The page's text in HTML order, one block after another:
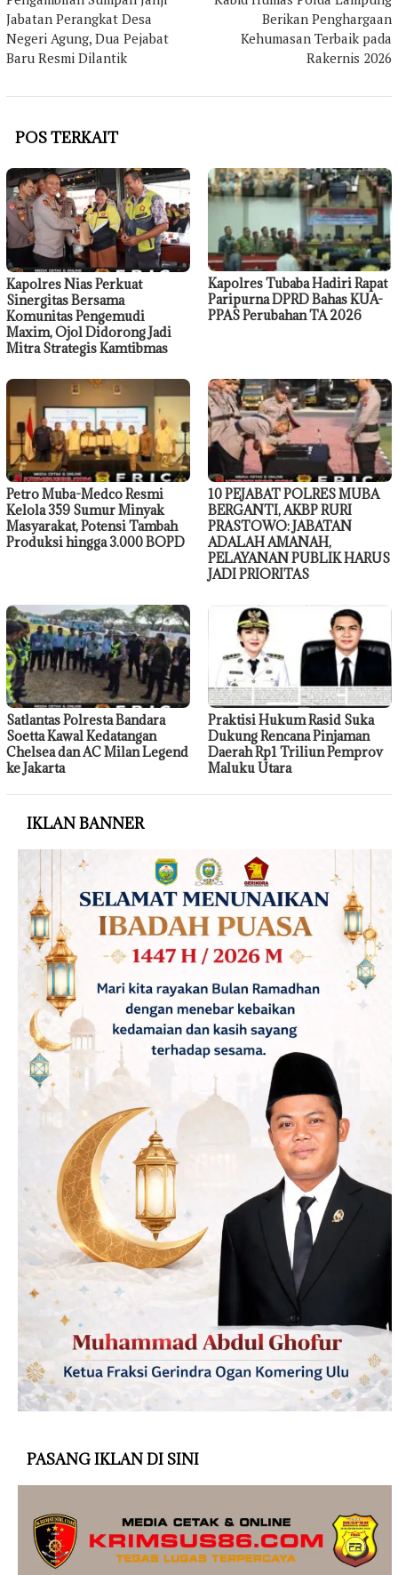
pos
Jabatan Perangkat Desa
Negeri Agung, Dua Pejabat
Baru Resmi Dilantik
Berikan Penghargaan
Kehumasan Terbaik pada
Rakernis 2026
POS TERKAIT
Kapolres Nias Perkuat
Sinergitas Bersama
Komunitas Pengemudi
Maxim, Ojol Didorong Jadi
Mitra Strategis Kamtibmas
Kapolres Tubaba Hadiri Rapat
Paripurna DPRD Bahas KUA-
PPAS Perubahan TA 2026
Petro Muba-Medco Resmi
Kelola 359 Sumur Minyak
Masyarakat, Potensi Tambah
Produksi hingga 3.000 BOPD
10 PEJABAT POLRES MUBA
BERGANTI, AKBP RURI
PRASTOWO: JABATAN
ADALAH AMANAH,
PELAYANAN PUBLIK HARUS
JADI PRIORITAS
Satlantas Polresta Bandara
Soetta Kawal Kedatangan
Chelsea dan AC Milan Legend
ke Jakarta
Praktisi Hukum Rasid Suka
Dukung Rencana Pinjaman
Daerah Rp1 Triliun Pemprov
Maluku Utara
IKLAN BANNER
PASANG IKLAN DI SINI